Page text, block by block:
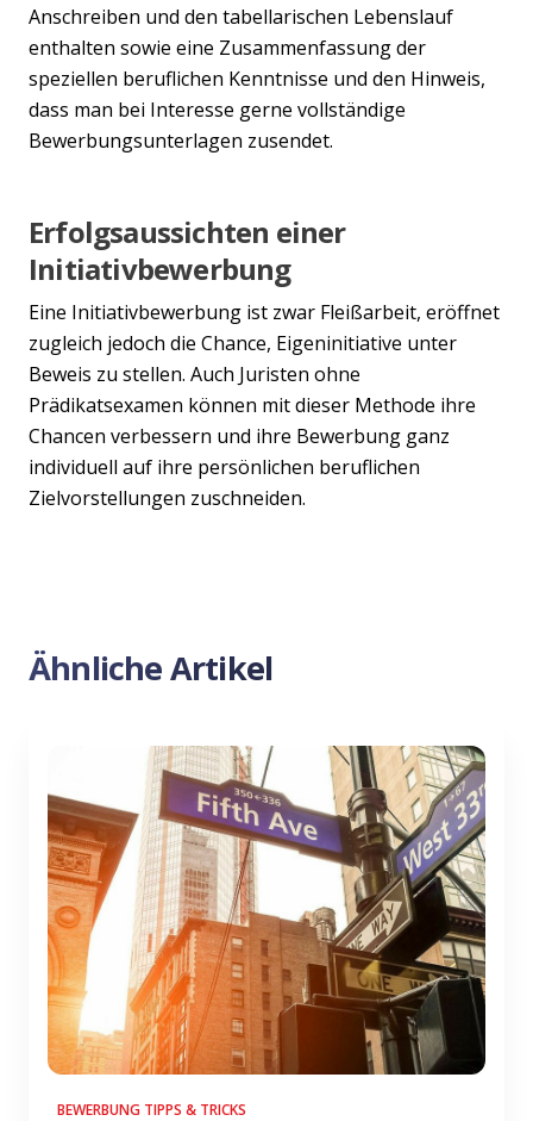
Anschreiben und den tabellarischen Lebenslauf
enthalten sowie eine Zusammenfassung der
speziellen beruflichen Kenntnisse und den Hinweis,
dass man bei Interesse gerne vollständige
Bewerbungsunterlagen zusendet.
Erfolgsaussichten einer
Initiativbewerbung
Eine Initiativbewerbung ist zwar Fleißarbeit, eröffnet
zugleich jedoch die Chance, Eigeninitiative unter
Beweis zu stellen. Auch Juristen ohne
Prädikatsexamen können mit dieser Methode ihre
Chancen verbessern und ihre Bewerbung ganz
individuell auf ihre persönlichen beruflichen
Zielvorstellungen zuschneiden.
Ähnliche Artikel
BEWERBUNG TIPPS & TRICKS